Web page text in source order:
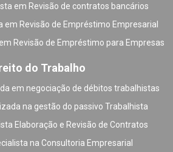
em Revisão de contratos bancários
em Revisão de Empréstimo Empresarial
Revisão de Empréstimo para Empresas
do Trabalho
em negociação de débitos trabalhistas
na gestão do passivo Trabalhista
Elaboração e Revisão de Contratos
na Consultoria Empresarial